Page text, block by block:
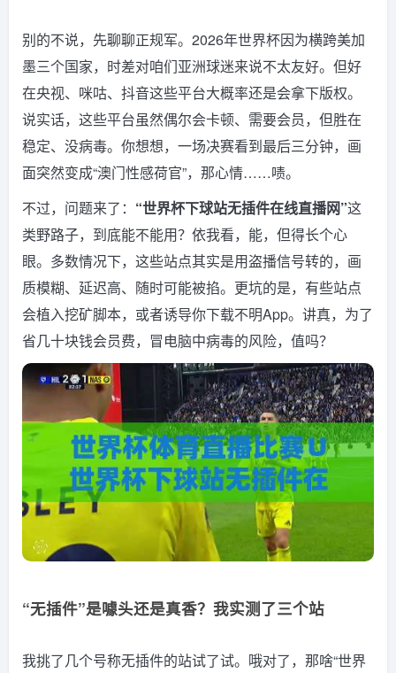
别的不说，先聊聊正规军。2026年世界杯因为横跨美加
墨三个国家，时差对咱们亚洲球迷来说不太友好。但好
在央视、咪咕、抖音这些平台大概率还是会拿下版权。
说实话，这些平台虽然偶尔会卡顿、需要会员，但胜在
稳定、没病毒。你想想，一场决赛看到最后三分钟，画
面突然变成“澳门性感荷官”，那心情……啧。
不过，问题来了： “世界杯下球站无插件在线直播网”这
类野路子，到底能不能用？依我看，能，但得长个心
眼。多数情况下，这些站点其实是用盗播信号转的，画
质模糊、延迟高、随时可能被掐。更坑的是，有些站点
会植入挖矿脚本，或者诱导你下载不明App。讲真，为了
省几十块钱会员费，冒电脑中病毒的风险，值吗？
“无插件”是噱头还是真香？我实测了三个站
我挑了几个号称无插件的站试了试。哦对了，那啥“世界